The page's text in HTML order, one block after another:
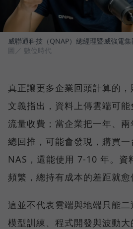
威聯通科技（QNAP）總經理暨威強電
圖／ 數位時代
真正讓更多企業回頭計算的
文義指出，資料上傳雲端可
流量收費；當企業把一年、
總回推，可能會發現，購買
NAS，還能使用 7-10 年。資
頻繁，總持有成本的差距就愈
這並不代表雲端與地端只能
模型訓練、程式開發與波動